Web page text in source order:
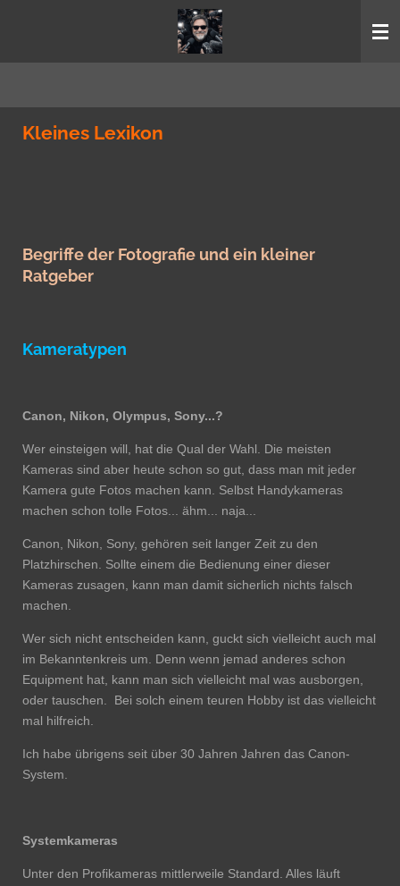
Kleines Lexikon
Begriffe der Fotografie und ein kleiner
Ratgeber
Kameratypen
Canon, Nikon, Olympus, Sony...?
Wer einsteigen will, hat die Qual der Wahl. Die meisten
Kameras sind aber heute schon so gut, dass man mit jeder
Kamera gute Fotos machen kann. Selbst Handykameras
machen schon tolle Fotos... ähm... naja...
Canon, Nikon, Sony, gehören seit langer Zeit zu den
Platzhirschen. Sollte einem die Bedienung einer dieser
Kameras zusagen, kann man damit sicherlich nichts falsch
machen.
Wer sich nicht entscheiden kann, guckt sich vielleicht auch mal
im Bekanntenkreis um. Denn wenn jemad anderes schon
Equipment hat, kann man sich vielleicht mal was ausborgen,
oder tauschen. Bei solch einem teuren Hobby ist das vielleicht
mal hilfreich.
Ich habe übrigens seit über 30 Jahren Jahren das Canon-
System.
Systemkameras
Unter den Profikameras mittlerweile Standard. Alles läuft